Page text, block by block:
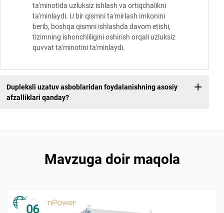
ta'minotida uzluksiz ishlash va ortiqchalikni
ta'minlaydi. U bir qismni ta'mirlash imkonini
berib, boshqa qismni ishlashda davom etishi,
tizimning ishonchliligini oshirish orqali uzluksiz
quvvat ta'minotini ta'minlaydi.
Dupleksli uzatuv asboblaridan foydalanishning asosiy
afzalliklari qanday?
Mavzuga doir maqola
06